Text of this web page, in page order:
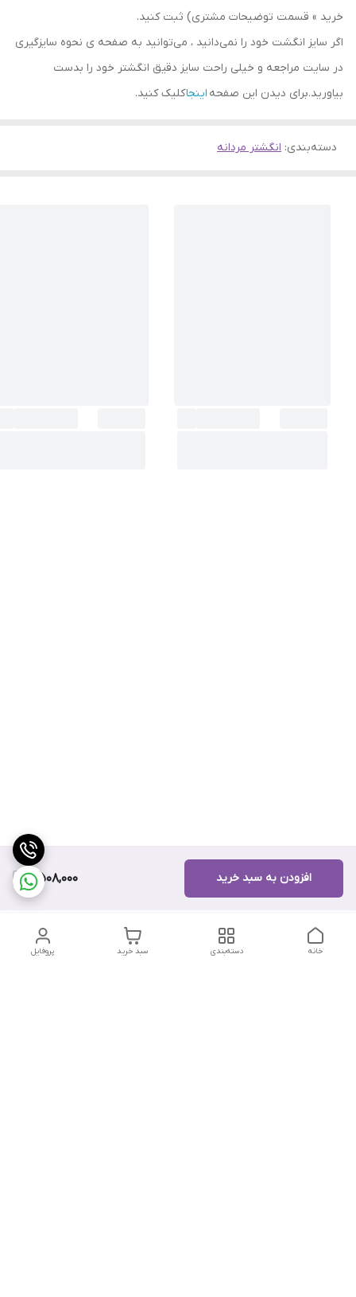
8,508,000 افزودن به سبد خرید
خرید » قسمت توضیحات مشتری) ثبت کنید.
اگر سایز انگشت خود را نمی‌دانید ، می‌توانید به صفحه ی نحوه سایزگیری
در سایت مراجعه و خیلی راحت سایز دقیق انگشتر خود را بدست
بیاورید.برای دیدن این صفحه اینجاکلیک کنید.
دسته‌بندی: انگشتر مردانه
پروفایل سبد خرید دسته‌بندی خانه